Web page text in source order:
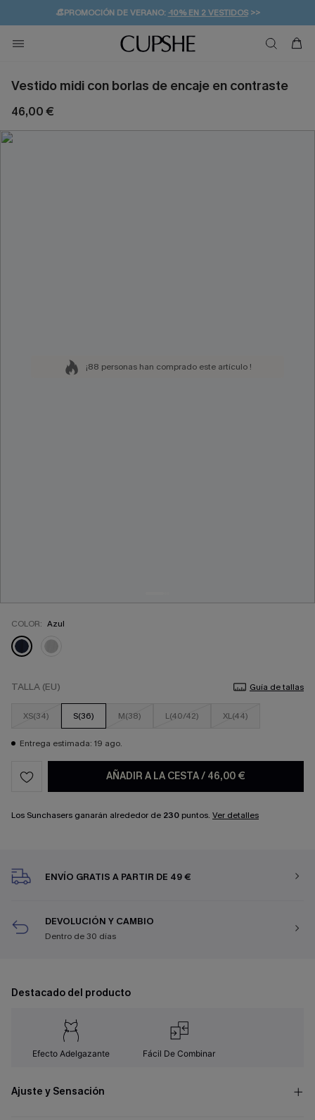
👒PROMOCIÓN DE VERANO:-10% EN 2 VESTIDOS>>
💌¡SUSCRIBIRSE & GANAR -10% EXTRA!
🚚ENVÍO GRATUITO A PARTIR DE 49 € >>
Vestido midi con borlas de encaje en contraste
46,00 €
¡88 personas han comprado este artículo !
COLOR: Azul
TALLA (EU) Guía de tallas
XS(34) S(36) M(38) L(40/42) XL(44)
Entrega estimada: 19 ago.
AÑADIR A LA CESTA/ 46,00 €
Los Sunchasers ganarán alrededor de 230 puntos. Ver detalles
ENVÍO GRATIS A PARTIR DE 49 €
DEVOLUCIÓN Y CAMBIO
Dentro de 30 días
Destacado del producto
Efecto Adelgazante Fácil De Combinar
Ajuste y Sensación